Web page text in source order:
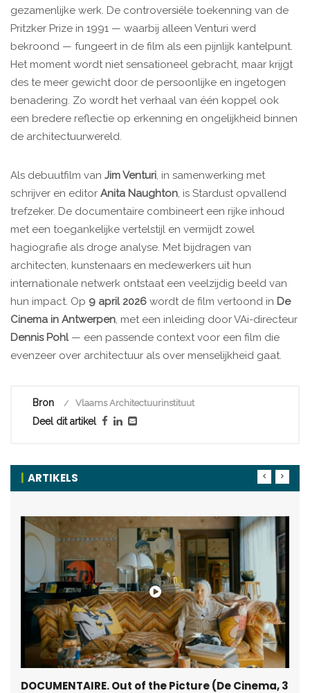
gezamenlijke werk. De controversiële toekenning van de
Pritzker Prize in 1991 — waarbij alleen Venturi werd
bekroond — fungeert in de film als een pijnlijk kantelpunt.
Het moment wordt niet sensationeel gebracht, maar krijgt
des te meer gewicht door de persoonlijke en ingetogen
benadering. Zo wordt het verhaal van één koppel ook
een bredere reflectie op erkenning en ongelijkheid binnen
de architectuurwereld.
Als debuutfilm van Jim Venturi, in samenwerking met
schrijver en editor Anita Naughton, is Stardust opvallend
trefzeker. De documentaire combineert een rijke inhoud
met een toegankelijke vertelstijl en vermijdt zowel
hagiografie als droge analyse. Met bijdragen van
architecten, kunstenaars en medewerkers uit hun
internationale netwerk ontstaat een veelzijdig beeld van
hun impact. Op 9 april 2026 wordt de film vertoond in De
Cinema in Antwerpen, met een inleiding door VAi-directeur
Dennis Pohl— een passende context voor een film die
evenzeer over architectuur als over menselijkheid gaat.
Bron Vlaams Architectuurinstituut
Deel dit artikel
ARTIKELS
DOCUMENTAIRE. Out of the Picture (De Cinema, 3